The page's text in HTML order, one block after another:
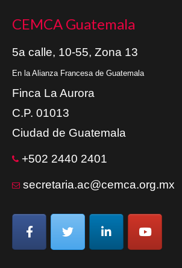
CEMCA Guatemala
5a calle, 10-55, Zona 13
En la Alianza Francesa de Guatemala
Finca La Aurora
C.P. 01013
Ciudad de Guatemala
+502 2440 2401
secretaria.ac@cemca.org.mx